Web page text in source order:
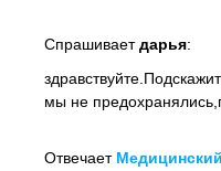
Спрашиваетдарья:
мы не
Отвечает